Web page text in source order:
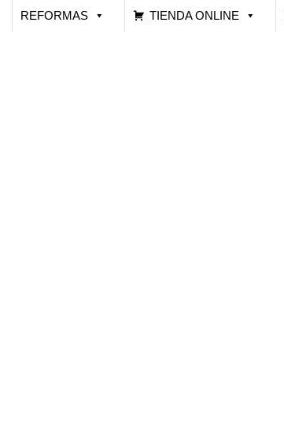
REFORMAS TIENDA ONLINE